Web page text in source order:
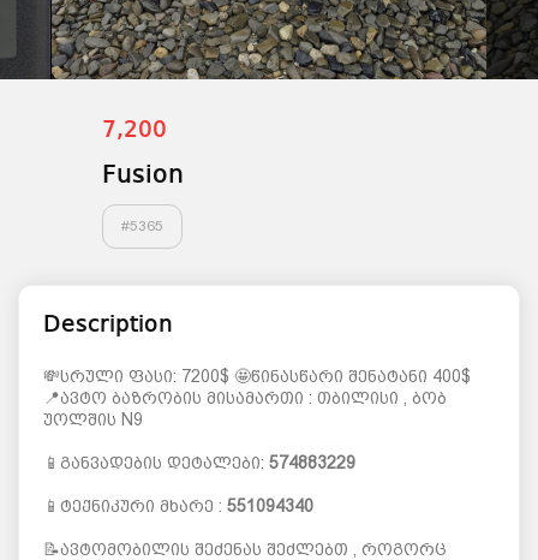
7,200
Fusion
#5365
Description
💸სრული ფასი: 7200$ 🤩წინასწარი შენატანი 400$
📍ავტო ბაზრობის მისამართი : თბილისი , ბობ
უოლშის N9
📱განვადების დეტალები: 574883229
📱ტექნიკური მხარე : 551094340
📝ავტომობილის შეძენას შეძლებთ , როგორც